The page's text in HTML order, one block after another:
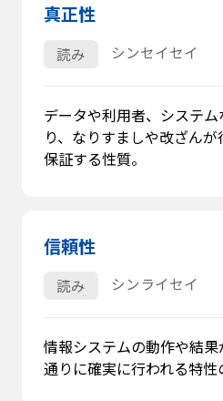
真正性
読み シンセイセイ
データや利用者、システ
り、なりすましや改ざん
保証する性質。
信頼性
読み シンライセイ
情報システムの動作や結
通りに確実に行われる特性